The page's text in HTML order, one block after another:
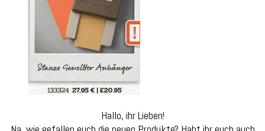
Hallo, ihr Lieben!